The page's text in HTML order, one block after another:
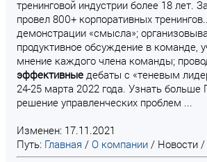
тренинговой индустрии более 18 лет.
провел 800+ корпоративных
демонстрации «смысла»;
продуктивное обсуждение в команде,
мнение каждого члена команды;
эффективные дебаты с «теневым
24-25 марта 2022 года. Узнать больше
решение управленческих проблем ...
Изменен: 17.11.2021
Путь: Главная / О компании / Новости /